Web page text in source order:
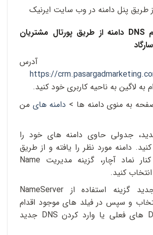
روش اول: تنظیم DNS دامنه از طریق پورتال مشتریان
آدرس
https://
به لاگین به ناحیه کاربری خود کنید.
صفحه به منوی دامنه ها > دامنه های من
جدولی حاوی دامنه های خود را
دامنه مورد نظر را یافته و از طریق
منو کشویی کنار نماد آچار، گزینه مدیریت Name
در صفحه جدید گزینه استفاده از NameServer
و سپس در فیلد های موجود اقدام
به تغییر DNS های فعلی یا وارد کردن DNS جدید